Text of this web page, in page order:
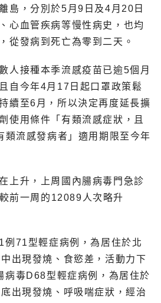
島，分別於5月9日及4月20日
心血管疾病等慢性病史，也均
從發病到死亡為零到二天。
人接種本季流感疫苗已逾5個月
自今年4月17日起口罩政策鬆
續至6月，所以決定再度延長擴
使用條件「有類流感症狀，且
類流感發病者」適用期限至今年
上升，上周國內腸病毒門急診
前一周的12089人次略升
例71型輕症病例，為居住於北
出現發燒、食慾差，活動力下
病毒D68型輕症病例，為居住於
出現發燒、呼吸喘症狀，經治